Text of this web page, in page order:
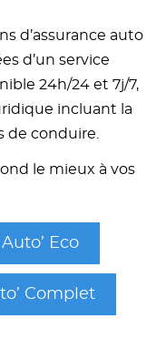
d’assurance auto
d’un service
24h/24 et 7j/7,
incluant la
de conduire.
le mieux à vos
Auto’ Eco
Complet